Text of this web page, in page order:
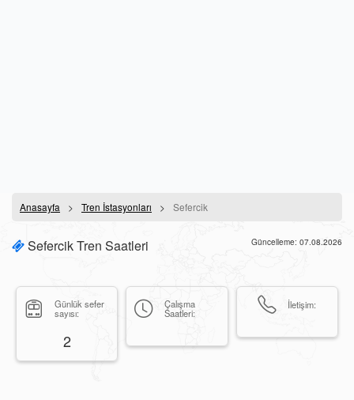
Anasayfa Tren İstasyonları Sefercik
Sefercik Tren Saatleri Güncelleme: 07.08.2026
Günlük sefer
sayısı:
2
Çalışma
Saatleri:
İletişim: